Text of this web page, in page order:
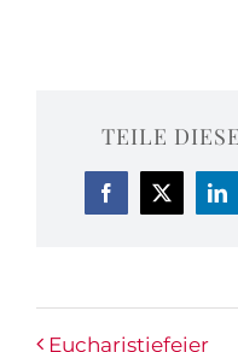
TEILE
Facebook
X
Eucharistiefeier